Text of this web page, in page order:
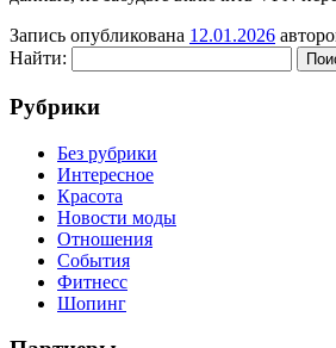
Запись опубликована 12.01.2026
Найти:
Рубрики
Без рубрики
Интересное
Красота
Новости моды
Отношения
События
Фитнесс
Шопинг